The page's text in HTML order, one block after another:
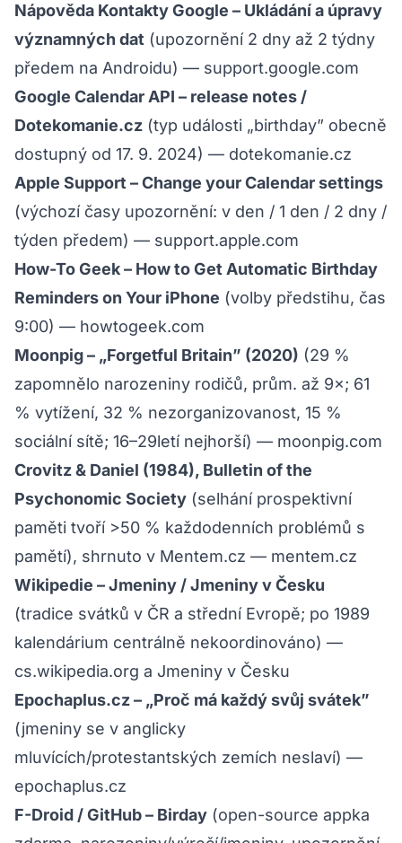
Nápověda Kontakty Google – Ukládání a úpravy
významných dat (upozornění 2 dny až 2 týdny
předem na Androidu) — support.google.com
Google Calendar API – release notes /
Dotekomanie.cz (typ události „birthday” obecně
dostupný od 17. 9. 2024) — dotekomanie.cz
Apple Support – Change your Calendar settings
(výchozí časy upozornění: v den / 1 den / 2 dny /
týden předem) — support.apple.com
How-To Geek – How to Get Automatic Birthday
Reminders on Your iPhone (volby předstihu, čas
9:00) — howtogeek.com
Moonpig – „Forgetful Britain” (2020) (29 %
zapomnělo narozeniny rodičů, prům. až 9×; 61
% vytížení, 32 % nezorganizovanost, 15 %
sociální sítě; 16–29letí nejhorší) — moonpig.com
Crovitz & Daniel (1984), Bulletin of the
Psychonomic Society (selhání prospektivní
paměti tvoří >50 % každodenních problémů s
pamětí), shrnuto v Mentem.cz — mentem.cz
Wikipedie – Jmeniny / Jmeniny v Česku
(tradice svátků v ČR a střední Evropě; po 1989
kalendárium centrálně nekoordinováno) —
cs.wikipedia.org a Jmeniny v Česku
Epochaplus.cz – „Proč má každý svůj svátek”
(jmeniny se v anglicky
mluvících/protestantských zemích neslaví) —
epochaplus.cz
F-Droid / GitHub – Birday (open-source appka